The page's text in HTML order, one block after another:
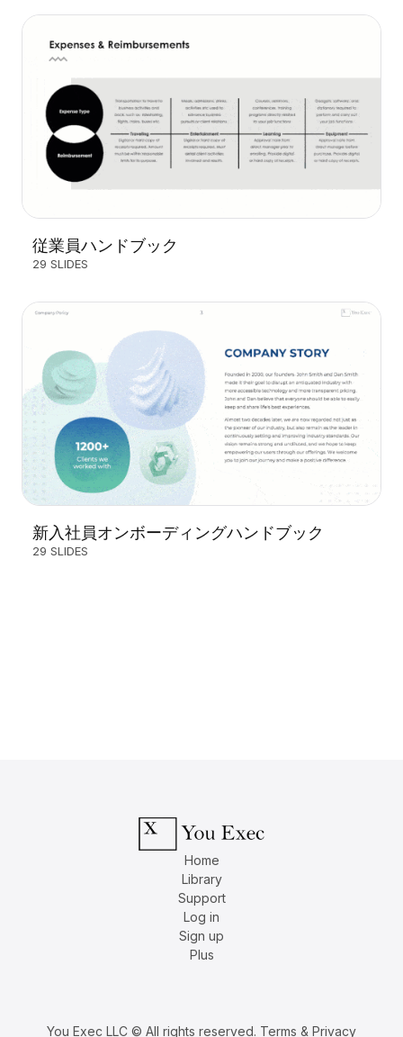
従業員ハンドブック
29 SLIDES
新入社員オンボーディングハンドブック
29 SLIDES
Home
Library
Support
Log in
Sign up
Plus
You Exec LLC © All rights reserved. Terms & Privacy